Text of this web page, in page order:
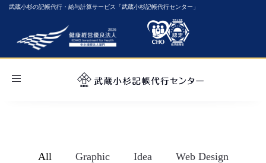
武蔵小杉の記帳代行・給与計算サービス「武蔵小杉記帳代行センター」
Toggle
All Graphic Idea Web Design